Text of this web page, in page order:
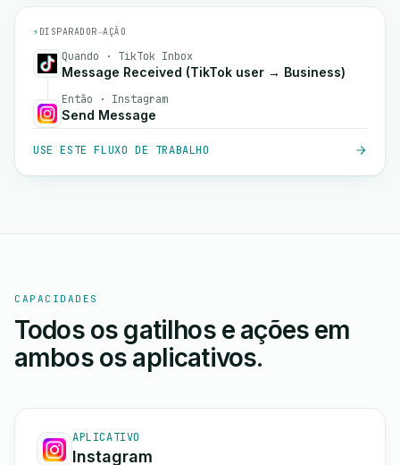
⚡ DISPARADOR→AÇÃO
Quando · TikTok Inbox
Message Received (TikTok user → Business)
Então · Instagram
Send Message
USE ESTE FLUXO DE TRABALHO
CAPACIDADES
Todos os gatilhos e ações em
ambos os aplicativos.
APLICATIVO
Instagram